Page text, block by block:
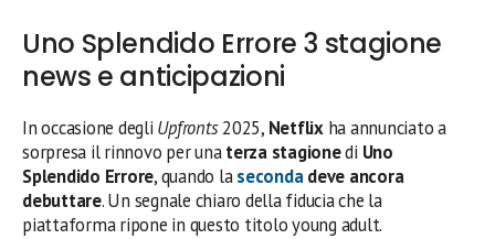
Uno Splendido Errore 3 stagione
news e anticipazioni
In occasione degli Upfronts2025, Netflixha annunciato a
sorpresa il rinnovo per unaterza stagionedi Uno
Splendido Errore, quando lasecondadeve ancora
debuttare. Un segnale chiaro della fiducia che la
piattaforma ripone in questo titolo young adult.